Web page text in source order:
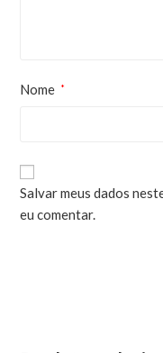
Nome *
Salvar meus dados
eu comentar.